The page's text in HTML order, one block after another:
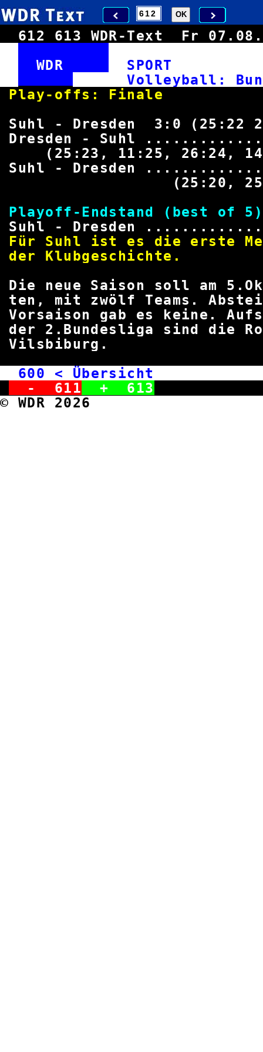
612 613 WDR-Text Fr
WDR
SPORT
Volleyball:
Play-offs:
Suhl - Dresden 3:0 (25:22
Dresden - Suhl
(25:23, 11:25, 26:24,
Suhl - Dresden
(25:20, 25:16,
Playoff-Endstand
Suhl - Dresden
Für Suhl ist es die erste
der
Die neue Saison soll am
ten, mit zwölf Teams.
Vorsaison gab es keine.
der 2.Bundesliga sind die
600 < Übersicht
- 611 + 613
© WDR 2026